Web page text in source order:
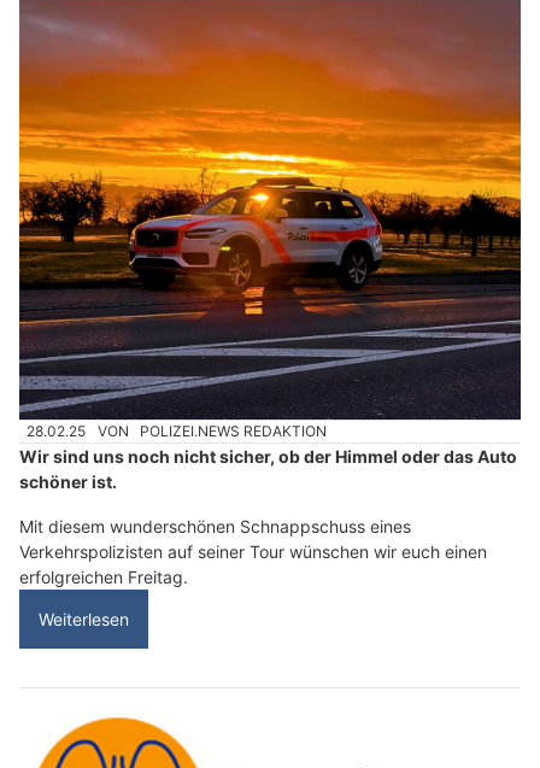
28.02.25 VON POLIZEI.NEWS REDAKTION
Wir sind uns noch nicht sicher, ob der Himmel oder das Auto
schöner ist.
Mit diesem wunderschönen Schnappschuss eines
Verkehrspolizisten auf seiner Tour wünschen wir euch einen
erfolgreichen Freitag.
Weiterlesen